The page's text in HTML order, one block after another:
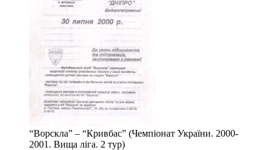
“Ворскла” – “Кривбас” (Чемпіонат України. 2000-
2001. Вища ліга. 2 тур)